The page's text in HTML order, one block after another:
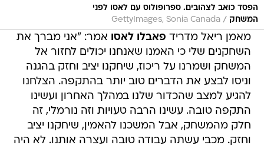
הפסד כואב לצהובים. ספרופולוס עם לאסו לפני
המשחק /
GettyImages, Sonia Canada
מאמן ריאל מדריד פאבלו לאסו אמר: "אני מברך את
השחקנים שלי כי האמנו שאנחנו יכולים לחזור אל
המשחק ושמרנו על ריכוז, שיחקנו יציב וחזק בהגנה
וניסו לבצע את הדברים טוב יותר בהתקפה. הצלחנו
להגיע למצב שהכדור שלנו במהלך האחרון ועשינו
התקפה טובה. עשינו הרבה טעויות וזה נורמלי, זה
חלק מהמשחק, אבל המשכנו להאמין, שיחקנו יציב
וחזק. מכבי עשתה עבודה טובה ועצרה אותנו. לא היה